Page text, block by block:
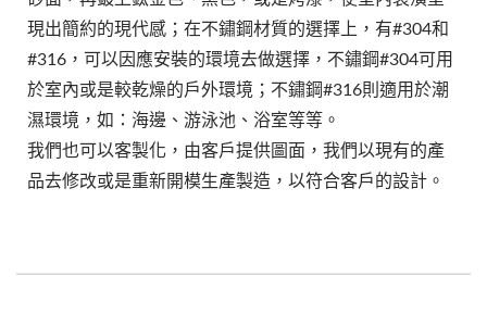
現出簡約的現代感；在不鏽鋼材質的選擇上，有#304和
#316，可以因應安裝的環境去做選擇，不鏽鋼#304可用
於室內或是較乾燥的戶外環境；不鏽鋼#316則適用於潮
濕環境，如：海邊、游泳池、浴室等等。
我們也可以客製化，由客戶提供圖面，我們以現有的產
品去修改或是重新開模生產製造，以符合客戶的設計。